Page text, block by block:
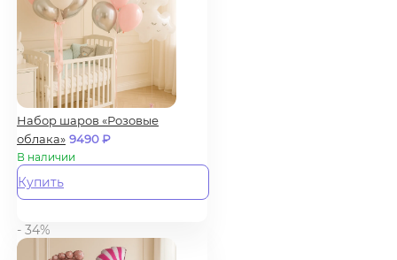
Набор шаров «Розовые
облака» 9490₽
В наличии
Купить
- 34%